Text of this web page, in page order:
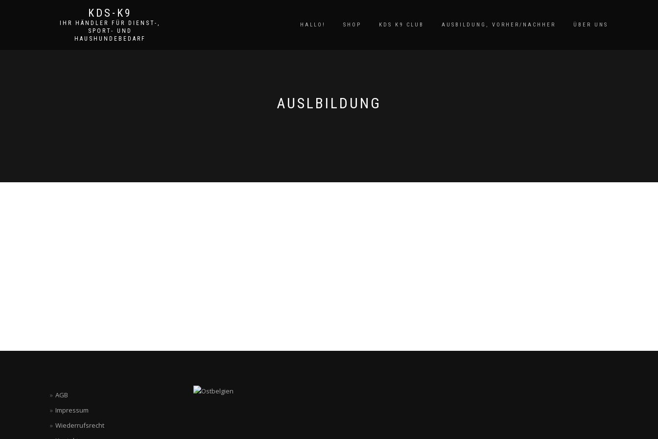
KDS-K9
IHR HÄNDLER FÜR DIENST-,
SPORT- UND
HAUSHUNDEBEDARF
HALLO! SHOP KDS K9 CLUB AUSBILDUNG, VORHER/NACHHER ÜBER UNS
AUSLBILDUNG
AGB
Impressum
Wiederrufsrecht